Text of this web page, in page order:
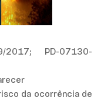
2017; PD-07130-
da ocorrência de